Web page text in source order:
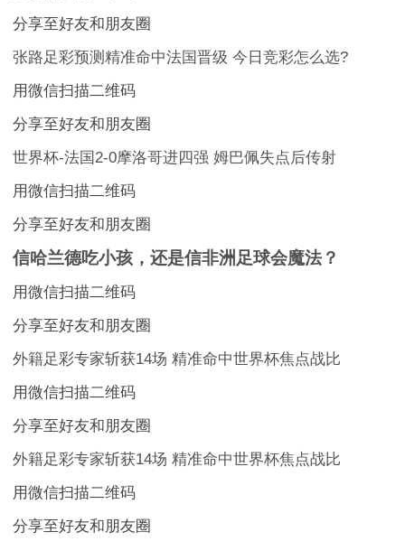
分享至好友和朋友圈
张路足彩预测精准命中法国晋级 今日竞彩怎么选?
用微信扫描二维码
分享至好友和朋友圈
世界杯-法国2-0摩洛哥进四强 姆巴佩失点后传射
用微信扫描二维码
分享至好友和朋友圈
信哈兰德吃小孩，还是信非洲足球会魔法？
用微信扫描二维码
分享至好友和朋友圈
外籍足彩专家斩获14场 精准命中世界杯焦点战比
用微信扫描二维码
分享至好友和朋友圈
外籍足彩专家斩获14场 精准命中世界杯焦点战比
用微信扫描二维码
分享至好友和朋友圈